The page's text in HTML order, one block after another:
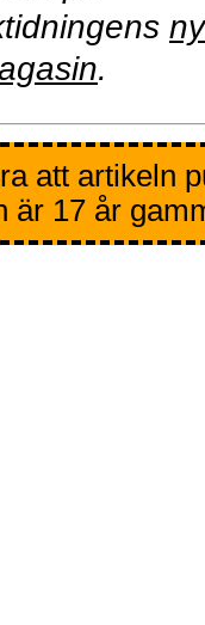
.
att artikeln
är 17 år